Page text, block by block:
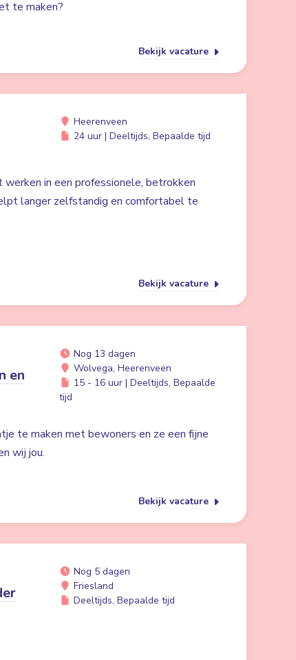
te maken?
Bekijk vacature
Heerenveen
24 uur | Deeltijds, Bepaalde tijd
in een professionele, betrokken
langer zelfstandig en comfortabel te
Bekijk vacature
en
Nog 13 dagen
Wolvega, Heerenveen
15 - 16 uur | Deeltijds, Bepaalde
tijd
te maken met bewoners en ze een fijne
wij jou.
Bekijk vacature
Nog 5 dagen
Friesland
Deeltijds, Bepaalde tijd